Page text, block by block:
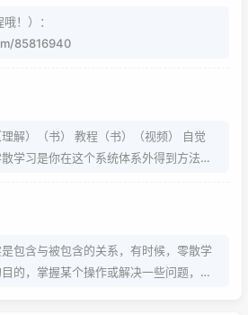
！）：
85816940
解）（书） 教程（书）（视频） 自觉
散学习是你在这个系统体系外得到方法的
包含与被包含的关系，有时候，零散学
的，掌握某个操作或解决一些问题，而